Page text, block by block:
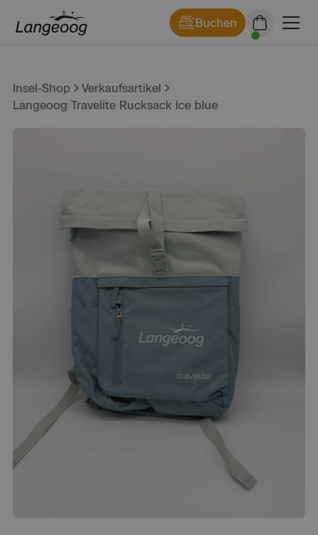
Buchen
Insel-Shop
Verkaufsartikel
Langeoog Travelite Rucksack Ice blue